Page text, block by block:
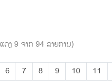
ງ 9 ຈາກ 94 ລາຍການ)
6 7 8 9 10 11